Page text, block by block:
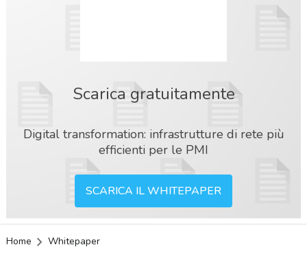
Scarica gratuitamente
Digital transformation: infrastrutture di rete più
efficienti per le PMI
SCARICA IL WHITEPAPER
Home Whitepaper